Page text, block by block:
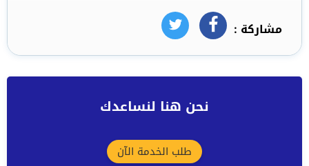
مشاركة : فيسبوكتويتر
نحن هنا لنساعدك
طلب الخدمة الآن